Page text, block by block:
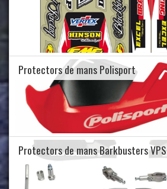
Protectors de mans Polisport
Protectors de mans Barkbusters VPS